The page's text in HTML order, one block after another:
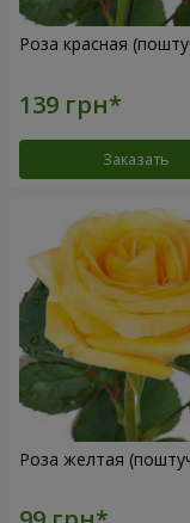
Роза красная
Заказать
Роза желтая